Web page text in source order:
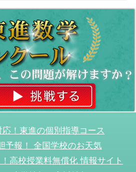
！東進の個別指導コース
予報！ 全国学校のお天気
高校授業料無償化 情報サイト